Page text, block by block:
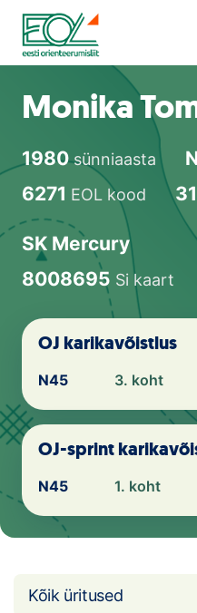
Liigu
sisu
juurde
Estonian Orienteering
Uudised
Orienteerujale
Eesti Orienteerumine
Toetamine
Telli litsents!
Loha
Kontakt
EOL
Galerii
Monika
1980sünniaasta
6271 EOL kood
SK Mercury
8008695 Si kaart
OJ karikavõistlus
N45 3. koht
OJ-sprint
N45 1. koht
Kõik üritused